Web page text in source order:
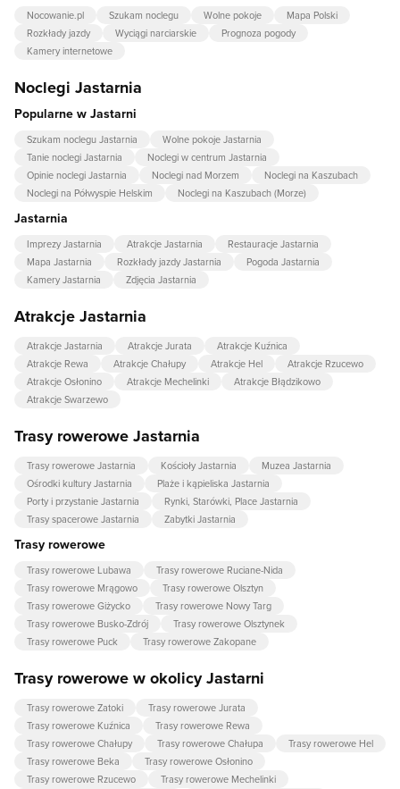
Nocowanie.pl Szukam noclegu Wolne pokoje
Mapa Polski
Rozkłady jazdy
Wyciągi narciarskie
Prognoza pogody
Kamery internetowe
Noclegi Jastarnia
Popularne w Jastarni
Szukam noclegu Jastarnia
Wolne pokoje Jastarnia
Tanie noclegi Jastarnia
Noclegi w centrum Jastarnia
Opinie noclegi Jastarnia
Noclegi nad Morzem
Noclegi na Kaszubach
Noclegi na Półwyspie Helskim
Noclegi na Kaszubach (Morze)
Jastarnia
Imprezy Jastarnia Atrakcje Jastarnia
Restauracje Jastarnia
Mapa Jastarnia
Rozkłady jazdy Jastarnia
Pogoda Jastarnia
Kamery Jastarnia
Zdjęcia Jastarnia
Atrakcje Jastarnia
Atrakcje Jastarnia Atrakcje Jurata
Atrakcje Kuźnica
Atrakcje Rewa
Atrakcje Chałupy Atrakcje Hel
Atrakcje Rzucewo
Atrakcje Osłonino
Atrakcje Mechelinki
Atrakcje Błądzikowo
Atrakcje Swarzewo
Trasy rowerowe Jastarnia
Trasy rowerowe Jastarnia Kościoły Jastarnia
Muzea Jastarnia
Ośrodki kultury Jastarnia
Plaże i kąpieliska Jastarnia
Porty i przystanie Jastarnia
Rynki, Starówki, Place Jastarnia
Trasy spacerowe Jastarnia
Zabytki Jastarnia
Trasy rowerowe
Trasy rowerowe Lubawa
Trasy rowerowe Ruciane-Nida
Trasy rowerowe Mrągowo
Trasy rowerowe Olsztyn
Trasy rowerowe Giżycko
Trasy rowerowe Nowy Targ
Trasy rowerowe Busko-Zdrój
Trasy rowerowe Olsztynek
Trasy rowerowe Puck
Trasy rowerowe Zakopane
Trasy rowerowe w okolicy Jastarni
Trasy rowerowe Zatoki
Trasy rowerowe Jurata
Trasy rowerowe Kuźnica
Trasy rowerowe Rewa
Trasy rowerowe Chałupy
Trasy rowerowe Chałupa
Trasy rowerowe Hel
Trasy rowerowe Beka
Trasy rowerowe Osłonino
Trasy rowerowe Rzucewo
Trasy rowerowe Mechelinki